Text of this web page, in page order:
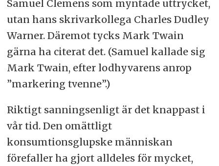
Samuel Clemens som myntade uttrycket,
utan hans skrivarkollega Charles Dudley
Warner. Däremot tycks Mark Twain
gärna ha citerat det. (Samuel kallade sig
Mark Twain, efter lodhyvarens anrop
”markering tvenne”.)
Riktigt sanningsenligt är det knappast i
vår tid. Den omättligt
konsumtionsglupske människan
förefaller ha gjort alldeles för mycket,